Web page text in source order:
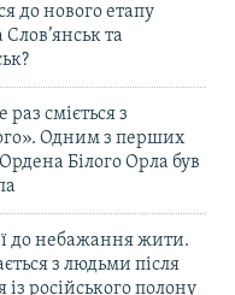
до нового етапу
та
раз сміється з
Одним з перших
Білого Орла був
до небажання жити.
з людьми після
із російського полону